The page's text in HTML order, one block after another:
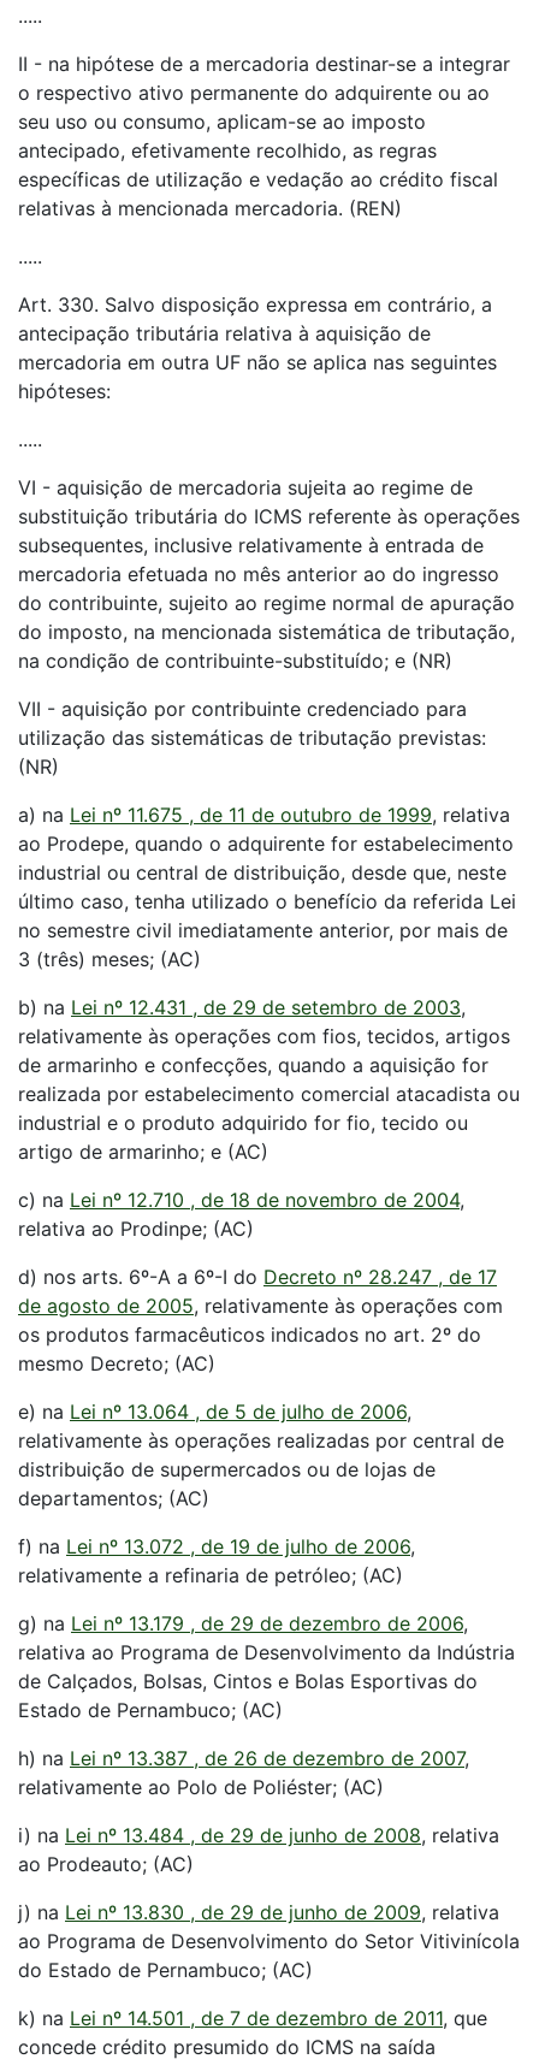
.....
II - na hipótese de a mercadoria destinar-se a integrar
o respectivo ativo permanente do adquirente ou ao
seu uso ou consumo, aplicam-se ao imposto
antecipado, efetivamente recolhido, as regras
específicas de utilização e vedação ao crédito fiscal
relativas à mencionada mercadoria. (REN)
.....
Art. 330. Salvo disposição expressa em contrário, a
antecipação tributária relativa à aquisição de
mercadoria em outra UF não se aplica nas seguintes
hipóteses:
.....
VI - aquisição de mercadoria sujeita ao regime de
substituição tributária do ICMS referente às operações
subsequentes, inclusive relativamente à entrada de
mercadoria efetuada no mês anterior ao do ingresso
do contribuinte, sujeito ao regime normal de apuração
do imposto, na mencionada sistemática de tributação,
na condição de contribuinte-substituído; e (NR)
VII - aquisição por contribuinte credenciado para
utilização das sistemáticas de tributação previstas:
(NR)
a) na Lei nº 11.675 , de 11 de outubro de 1999, relativa
ao Prodepe, quando o adquirente for estabelecimento
industrial ou central de distribuição, desde que, neste
último caso, tenha utilizado o benefício da referida Lei
no semestre civil imediatamente anterior, por mais de
3 (três) meses; (AC)
b) na Lei nº 12.431 , de 29 de setembro de 2003,
relativamente às operações com fios, tecidos, artigos
de armarinho e confecções, quando a aquisição for
realizada por estabelecimento comercial atacadista ou
industrial e o produto adquirido for fio, tecido ou
artigo de armarinho; e (AC)
c) na Lei nº 12.710 , de 18 de novembro de 2004,
relativa ao Prodinpe; (AC)
d) nos arts. 6º-A a 6º-I do Decreto nº 28.247 , de 17
de agosto de 2005, relativamente às operações com
os produtos farmacêuticos indicados no art. 2º do
mesmo Decreto; (AC)
e) na Lei nº 13.064 , de 5 de julho de 2006,
relativamente às operações realizadas por central de
distribuição de supermercados ou de lojas de
departamentos; (AC)
f) na Lei nº 13.072 , de 19 de julho de 2006,
relativamente a refinaria de petróleo; (AC)
g) na Lei nº 13.179 , de 29 de dezembro de 2006,
relativa ao Programa de Desenvolvimento da Indústria
de Calçados, Bolsas, Cintos e Bolas Esportivas do
Estado de Pernambuco; (AC)
h) na Lei nº 13.387 , de 26 de dezembro de 2007,
relativamente ao Polo de Poliéster; (AC)
i) na Lei nº 13.484 , de 29 de junho de 2008, relativa
ao Prodeauto; (AC)
j) na Lei nº 13.830 , de 29 de junho de 2009, relativa
ao Programa de Desenvolvimento do Setor Vitivinícola
do Estado de Pernambuco; (AC)
k) na Lei nº 14.501 , de 7 de dezembro de 2011, que
concede crédito presumido do ICMS na saída